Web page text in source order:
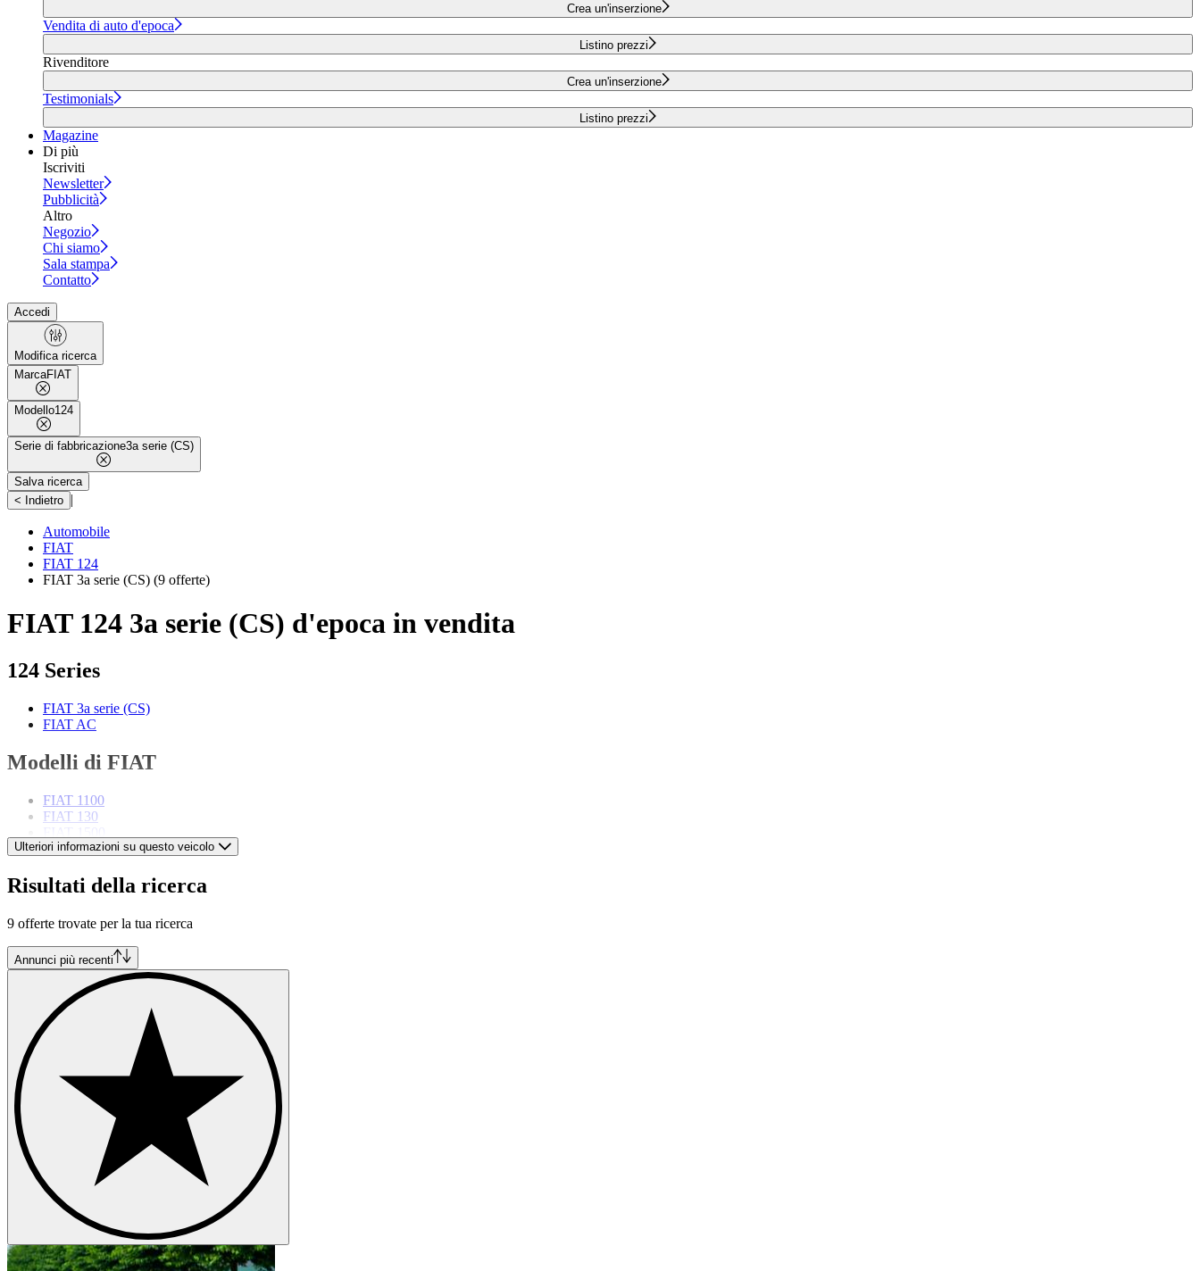
Crea un'inserzione
Vendita di auto d'epoca
Listino prezzi
Rivenditore
Crea un'inserzione
Testimonials
Listino prezzi
Magazine
Di più
Iscriviti
Newsletter
Pubblicità
Altro
Negozio
Chi siamo
Sala stampa
Contatto
Accedi
Modifica ricerca
MarcaFIAT
Modello124
Serie di fabbricazione3a serie (CS)
Salva ricerca
< Indietro |
Automobile
FIAT
FIAT 124
FIAT 3a serie (CS) (9 offerte)
FIAT 124 3a serie (CS) d'epoca in vendita
124 Series
FIAT 3a serie (CS)
FIAT AC
Modelli di FIAT
FIAT 1100
FIAT 130
FIAT 2300
FIAT 508
FIAT 600
FIAT Coupé
FIAT Dino
FIAT Panda
FIAT Ritmo
Ulteriori informazioni su questo veicolo
Risultati della ricerca
9 offerte trovate per la tua ricerca
Annunci più recenti